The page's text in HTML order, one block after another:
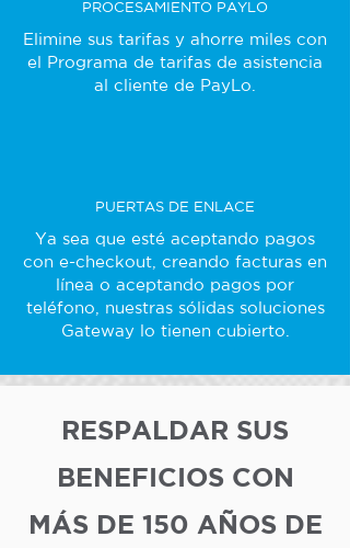
PROCESAMIENTO PAYLO
Elimine sus tarifas y ahorre miles con
el Programa de tarifas de asistencia
al cliente de PayLo.
PUERTAS DE ENLACE
Ya sea que esté aceptando pagos
con e-checkout, creando facturas en
línea o aceptando pagos por
teléfono, nuestras sólidas soluciones
Gateway lo tienen cubierto.
RESPALDAR SUS
BENEFICIOS CON
MÁS DE 150 AÑOS DE